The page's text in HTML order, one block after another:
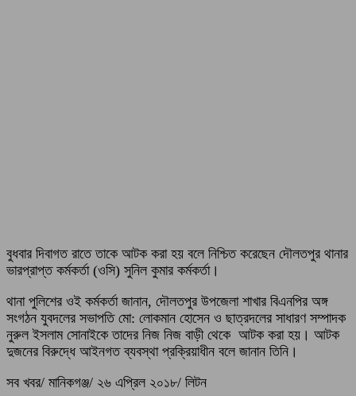
বুধবার দিবাগত রাতে তাকে আটক করা হয় বলে নিশ্চিত করেছেন দৌলতপুর থানার
ভারপ্রাপ্ত কর্মকর্তা (ওসি) সুনিল কুমার কর্মকর্তা।
থানা পুলিশের ওই কর্মকর্তা জানান, দৌলতপুর উপজেলা শাখার বিএনপির অঙ্গ
সংগঠন যুবদলের সভাপতি মো: লোকমান হোসেন ও ছাত্রদলের সাধারণ সম্পাদক
নুরুল ইসলাম সোনাইকে তাদের নিজ নিজ বাড়ী থেকে আটক করা হয়। আটক
দুজনের বিরুদ্ধে আইনগত ব্যবস্থা প্রক্রিয়াধীন বলে জানান তিনি।
সব খবর/ মানিকগঞ্জ/ ২৬ এপ্রিল ২০১৮/ লিটন